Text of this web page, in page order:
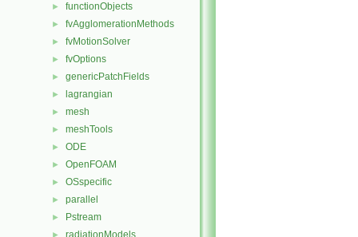
► functionObjects
► fvAgglomerationMethods
► fvMotionSolver
► fvOptions
► genericPatchFields
► lagrangian
► mesh
► meshTools
► ODE
► OpenFOAM
► OSspecific
► parallel
► Pstream
radiationModels